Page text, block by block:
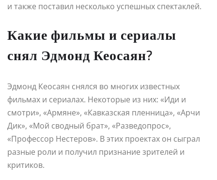
и также поставил несколько успешных спектаклей.
Какие фильмы и сериалы
снял Эдмонд Кеосаян?
Эдмонд Кеосаян снялся во многих известных
фильмах и сериалах. Некоторые из них: «Иди и
смотри», «Армяне», «Кавказская пленница», «Арчи
Дик», «Мой сводный брат», «Разведопрос»,
«Профессор Нестеров». В этих проектах он сыграл
разные роли и получил признание зрителей и
критиков.